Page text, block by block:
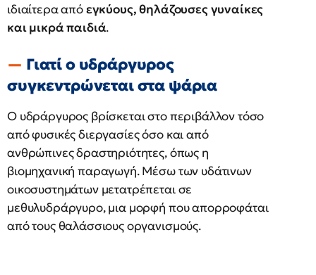
ιδιαίτερα απόεγκύους, θηλάζουσες γυναίκες
και μικρά παιδιά.
Γιατί ο υδράργυρος
συγκεντρώνεται στα ψάρια
Ο υδράργυρος βρίσκεται στο περιβάλλον τόσο
από φυσικές διεργασίες όσο και από
ανθρώπινες δραστηριότητες, όπως η
βιομηχανική παραγωγή. Μέσω των υδάτινων
οικοσυστημάτων μετατρέπεται σε
μεθυλυδράργυρο, μια μορφή που απορροφάται
από τους θαλάσσιους οργανισμούς.